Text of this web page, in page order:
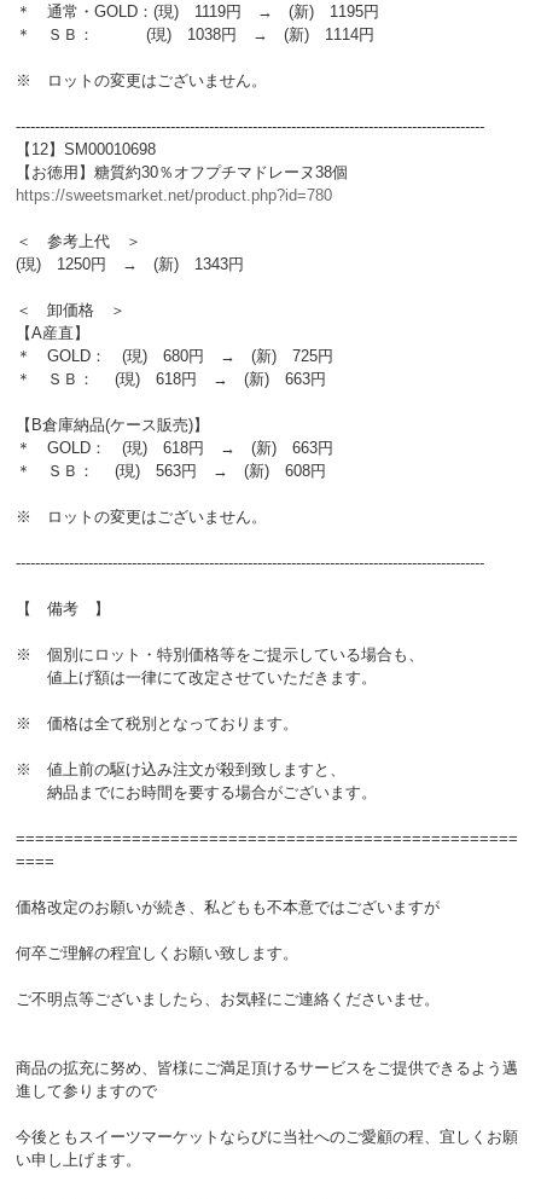
＊ 通常・GOLD：(現) 1119円 → (新) 1195円
＊ ＳＢ： (現) 1038円 → (新) 1114円
※ ロットの変更はございません。
-------------------------------------------------------------------------------------------------
【12】SM00010698
【お徳用】糖質約30％オフプチマドレーヌ38個
https://sweetsmarket.net/product.php?id=780
＜ 参考上代 ＞
(現) 1250円 → (新) 1343円
＜ 卸価格 ＞
【A産直】
＊ GOLD： (現) 680円 → (新) 725円
＊ ＳＢ： (現) 618円 → (新) 663円
【B倉庫納品(ケース販売)】
＊ GOLD： (現) 618円 → (新) 663円
＊ ＳＢ： (現) 563円 → (新) 608円
※ ロットの変更はございません。
-------------------------------------------------------------------------------------------------
【 備考 】
※ 個別にロット・特別価格等をご提示している場合も、
値上げ額は一律にて改定させていただきます。
※ 価格は全て税別となっております。
※ 値上前の駆け込み注文が殺到致しますと、
納品までにお時間を要する場合がございます。
====================================================
====
価格改定のお願いが続き、私どもも不本意ではございますが
何卒ご理解の程宜しくお願い致します。
ご不明点等ございましたら、お気軽にご連絡くださいませ。
商品の拡充に努め、皆様にご満足頂けるサービスをご提供できるよう邁
進して参りますので
今後ともスイーツマーケットならびに当社へのご愛顧の程、宜しくお願
い申し上げます。